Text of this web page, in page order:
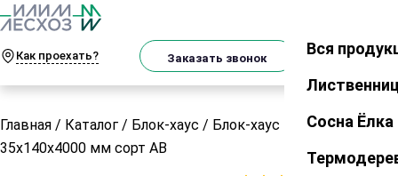
Как проехать? Заказать звонок Закрыть
Вся
Сосна Ёлка
Главная / Каталог / Блок-хаус / Блок-хаус из лиственницы
35х140х4000 мм сорт АВ